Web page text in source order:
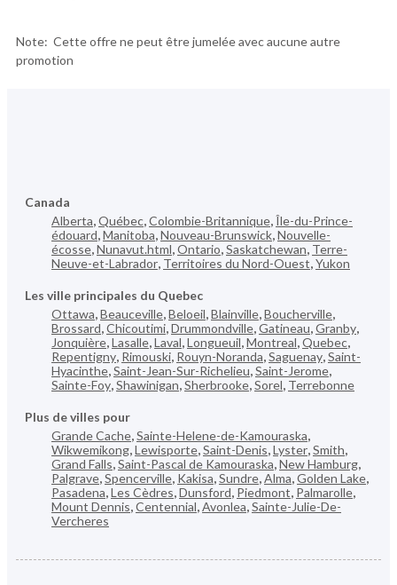
Note: Cette offre ne peut être jumelée avec aucune autre
promotion
Canada
Alberta,Québec,Colombie-Britannique,Île-du-Prince-
édouard,Manitoba,Nouveau-Brunswick,Nouvelle-
écosse,Nunavut.html,Ontario,Saskatchewan, Terre-
Neuve-et-Labrador, Territoires du Nord-Ouest,Yukon
Les ville principales du Quebec
Ottawa,Beauceville,Beloeil,Blainville,Boucherville,
Brossard,Chicoutimi,Drummondville,Gatineau,Granby,
Jonquière,Lasalle,Laval,Longueuil,Montreal,Quebec,
Repentigny, Rimouski, Rouyn-Noranda,Saguenay,Saint-
Hyacinthe,Saint-Jean-Sur-Richelieu,Saint-Jerome,
Sainte-Foy,Shawinigan,Sherbrooke,Sorel, Terrebonne
Plus de villes pour
Grande Cache,Sainte-Helene-de-Kamouraska,
Wikwemikong,Lewisporte,Saint-Denis,Lyster,Smith,
Grand Falls,Saint-Pascal de Kamouraska,New Hamburg,
Palgrave,Spencerville, Kakisa,Sundre,Alma,Golden Lake,
Pasadena,Les Cèdres,Dunsford, Piedmont, Palmarolle,
Mount Dennis,Centennial,Avonlea,Sainte-Julie-De-
Vercheres